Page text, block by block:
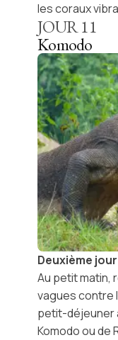
les coraux
JOUR11
Komodo
Deuxième
Au petit matin,
vagues contre
petit-déjeuner
Komodoou de